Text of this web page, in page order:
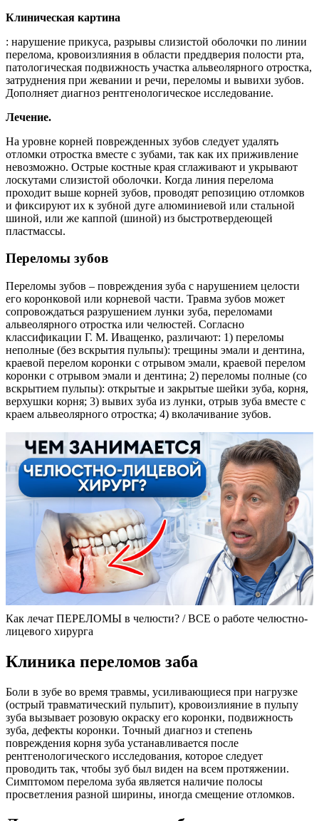
Клиническая картина
: нарушение прикуса, разрывы слизистой оболочки по линии
перелома, кровоизлияния в области преддверия полости рта,
патологическая подвижность участка альвеолярного отростка,
затруднения при жевании и речи, переломы и вывихи зубов.
Дополняет диагноз рентгенологическое исследование.
Лечение.
На уровне корней поврежденных зубов следует удалять
отломки отростка вместе с зубами, так как их приживление
невозможно. Острые костные края сглаживают и укрывают
лоскутами слизистой оболочки. Когда линия перелома
проходит выше корней зубов, проводят репозицию отломков
и фиксируют их к зубной дуге алюминиевой или стальной
шиной, или же каппой (шиной) из быстротвердеющей
пластмассы.
Переломы зубов
Переломы зубов – повреждения зуба с нарушением целости
его коронковой или корневой части. Травма зубов может
сопровождаться разрушением лунки зуба, переломами
альвеолярного отростка или челюстей. Согласно
классификации Г. М. Иващенко, различают: 1) переломы
неполные (без вскрытия пульпы): трещины эмали и дентина,
краевой перелом коронки с отрывом эмали, краевой перелом
коронки с отрывом эмали и дентина; 2) переломы полные (со
вскрытием пульпы): открытые и закрытые шейки зуба, корня,
верхушки корня; 3) вывих зуба из лунки, отрыв зуба вместе с
краем альвеолярного отростка; 4) вколачивание зубов.
Как лечат ПЕРЕЛОМЫ в челюсти? / ВСЕ о работе челюстно-
лицевого хирурга
Клиника переломов заба
Боли в зубе во время травмы, усиливающиеся при нагрузке
(острый травматический пульпит), кровоизлияние в пульпу
зуба вызывает розовую окраску его коронки, подвижность
зуба, дефекты коронки. Точный диагноз и степень
повреждения корня зуба устанавливается после
рентгенологического исследования, которое следует
проводить так, чтобы зуб был виден на всем протяжении.
Симптомом перелома зуба является наличие полосы
просветления разной ширины, иногда смещение отломков.